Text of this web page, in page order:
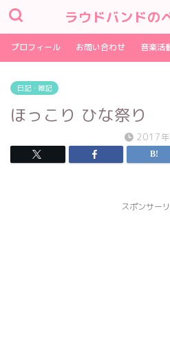
ラウドバンドの
プロフィール お問い合わせ 音楽活
日記・雑記
ほっこり ひな祭り
2017
スポンサー